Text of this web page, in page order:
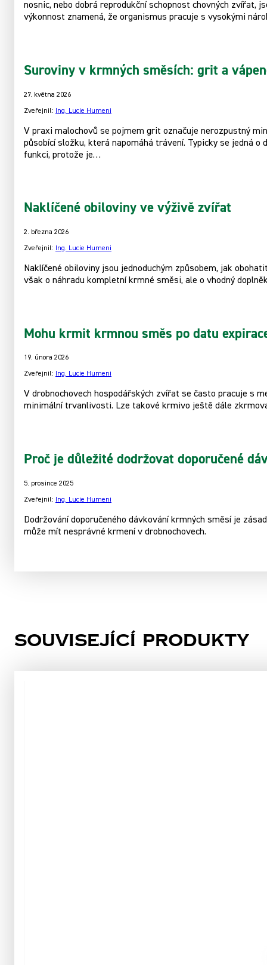
nosnic, nebo dobrá reprodukční schopnost chovných zvířat,
výkonnost znamená, že organismus pracuje s vysokými
Suroviny v krmných směsích: grit a
27. května 2026
Zveřejnil: Ing. Lucie Humeni
V praxi malochovů se pojmem grit označuje nerozpustný
působící složku, která napomáhá trávení. Typicky se jedná
funkci, protože je…
Naklíčené obiloviny ve výživě zvířat
2. března 2026
Zveřejnil: Ing. Lucie Humeni
Naklíčené obiloviny jsou jednoduchým způsobem, jak
však o náhradu kompletní krmné směsi, ale o vhodný
Mohu krmit krmnou směs po datu
19. února 2026
Zveřejnil: Ing. Lucie Humeni
V drobnochovech hospodářských zvířat se často pracuje s
minimální trvanlivosti. Lze takové krmivo ještě dále
Proč je důležité dodržovat doporučené
5. prosince 2025
Zveřejnil: Ing. Lucie Humeni
Dodržování doporučeného dávkování krmných směsí je
může mít nesprávné krmení v drobnochovech.
Související produkty